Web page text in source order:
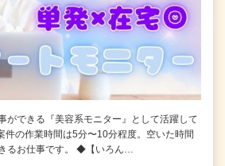
ができる『美容系モニター』として活躍して
件の作業時間は5分〜10分程度。空いた時間
るお仕事です。 ◆【いろん…